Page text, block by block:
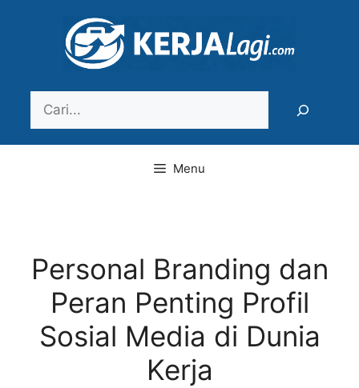
Menu
Personal Branding dan
Peran Penting Profil
Sosial Media di Dunia
Kerja